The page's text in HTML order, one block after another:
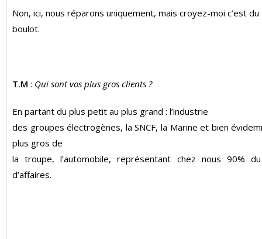
Non, ici, nous réparons uniquement, mais croyez-moi c’est du
boulot.
T.M : Qui sont vos plus gros clients ?
En partant du plus petit au plus grand : l’industrie
des groupes électrogènes, la SNCF, la Marine et bien
plus gros de
la troupe, l’automobile, représentant chez nous 90%
d’affaires.